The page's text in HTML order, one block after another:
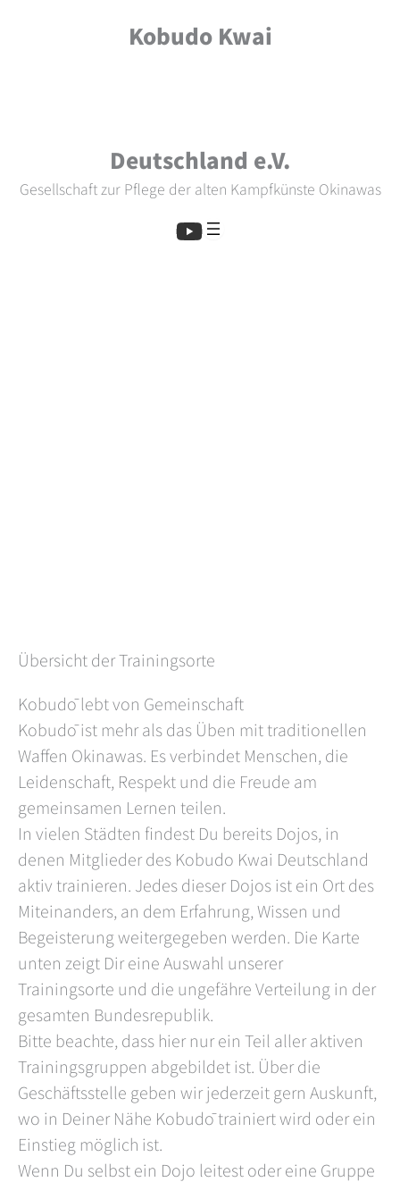
Kobudo Kwai
Deutschland e.V.
Gesellschaft zur Pflege der alten Kampfkünste Okinawas
Übersicht der Trainingsorte
Kobudō lebt von Gemeinschaft
Kobudō ist mehr als das Üben mit traditionellen
Waffen Okinawas. Es verbindet Menschen, die
Leidenschaft, Respekt und die Freude am
gemeinsamen Lernen teilen.
In vielen Städten findest Du bereits Dojos, in
denen Mitglieder des Kobudo Kwai Deutschland
aktiv trainieren. Jedes dieser Dojos ist ein Ort des
Miteinanders, an dem Erfahrung, Wissen und
Begeisterung weitergegeben werden. Die Karte
unten zeigt Dir eine Auswahl unserer
Trainingsorte und die ungefähre Verteilung in der
gesamten Bundesrepublik.
Bitte beachte, dass hier nur ein Teil aller aktiven
Trainingsgruppen abgebildet ist. Über die
Geschäftsstelle geben wir jederzeit gern Auskunft,
wo in Deiner Nähe Kobudō trainiert wird oder ein
Einstieg möglich ist.
Wenn Du selbst ein Dojo leitest oder eine Gruppe